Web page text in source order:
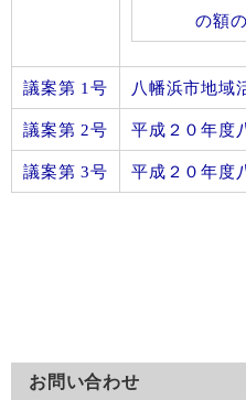
の額の
議案第 1号 八幡浜市地域
議案第 2号 平成２０年度
議案第 3号 平成２０年度
お問い合わせ